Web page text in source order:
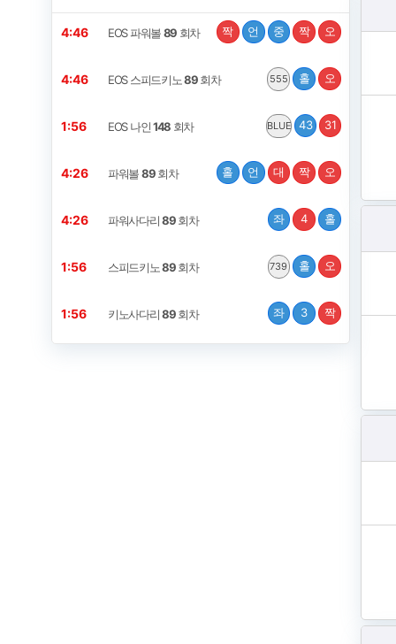
4:46 EOS 파워볼89 회차 짝 언 중 짝 오
4:46 EOS 스피드키노89회차 555 홀 오
1:56 EOS 나인148 회차 BLUE 43 31
4:26 파워볼89회차 홀 언 대 짝 오
4:26 파워사다리89회차 좌 4 홀
1:56 스피드키노89회차 739 홀 오
1:56 키노사다리89회차 좌 3 짝